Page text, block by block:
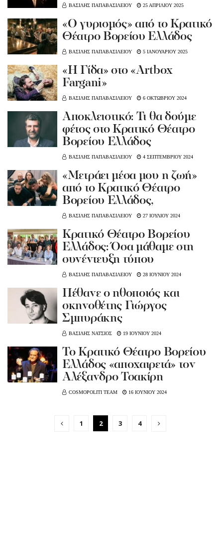
ΒΑΣΙΛΗΣ ΠΑΠΑΒΑΣΙΛΕΙΟΥ 25 ΑΠΡΙΛΙΟΥ 2025
«Ο γυρισμός» από το Κρατικό
Θέατρο Βορείου Ελλάδος
ΒΑΣΙΛΗΣ ΠΑΠΑΒΑΣΙΛΕΙΟΥ 5 ΙΑΝΟΥΑΡΙΟΥ 2025
«Η Γίδα» στο «Artbox
Fargani»
ΒΑΣΙΛΗΣ ΠΑΠΑΒΑΣΙΛΕΙΟΥ 6 ΟΚΤΩΒΡΙΟΥ 2024
Αποκλειστικό: Τι θα δούμε
φέτος στο Κρατικό Θέατρο
Βορείου Ελλάδος
ΒΑΣΙΛΗΣ ΠΑΠΑΒΑΣΙΛΕΙΟΥ 4 ΣΕΠΤΕΜΒΡΙΟΥ 2024
«Μετράει μέσα μου η ζωή»
από το Κρατικό Θέατρο
Βορείου Ελλάδος,
ΒΑΣΙΛΗΣ ΠΑΠΑΒΑΣΙΛΕΙΟΥ 27 ΙΟΥΛΙΟΥ 2024
Κρατικό Θέατρο Βορείου
Ελλάδος: Όσα μάθαμε στη
συνέντευξη τύπου
ΒΑΣΙΛΗΣ ΠΑΠΑΒΑΣΙΛΕΙΟΥ 28 ΙΟΥΝΙΟΥ 2024
Πέθανε ο ηθοποιός και
σκηνοθέτης Γιώργος
Σμπυράκης
ΒΑΣΙΛΗΣ ΝΑΤΣΙΟΣ 19 ΙΟΥΝΙΟΥ 2024
Το Κρατικό Θέατρο Βορείου
Ελλάδος «αποχαιρετά» τoν
Αλέξανδρο Τσακίρη
COSMOPOLITI TEAM 16 ΙΟΥΝΙΟΥ 2024
1 2 3 4